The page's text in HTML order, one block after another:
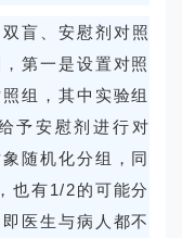
盲、安慰剂对照
第一是设置对照
组，其中实验组
予安慰剂进行对
随机化分组，同
也有1/2的可能分
医生与病人都不